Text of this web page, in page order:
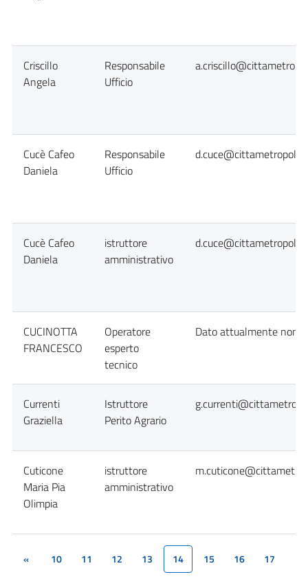
Criscillo
Angela
Responsabile
Ufficio
Cucè Cafeo
Daniela
Responsabile
Ufficio
Cucè Cafeo
Daniela
istruttore
amministrativo
CUCINOTTA
FRANCESCO
Operatore
esperto
tecnico
Dato attualmente non
Currenti
Graziella
Istruttore
Perito Agrario
Cuticone
Maria Pia
Olimpia
istruttore
amministrativo
« 10 11 12 13 14(current)
15 16
17